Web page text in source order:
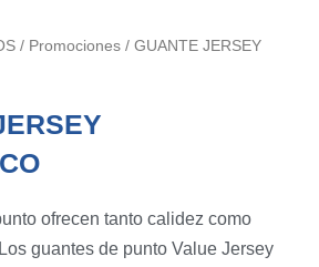
/ Promociones / GUANTE JERSEY
ofrecen tanto calidez como
guantes de punto Value Jersey